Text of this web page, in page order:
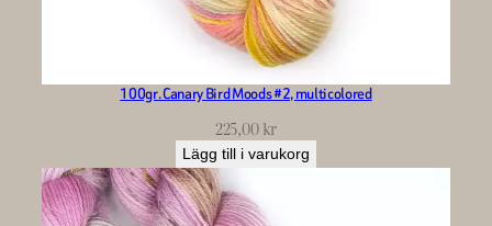
100gr. Canary Bird Moods #2, multicolored
225,00kr
Lägg till i varukorg